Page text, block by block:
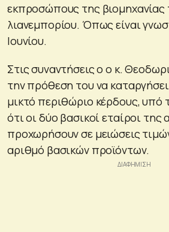
εκπροσώπους της βιομηχανίας
λιανεμπορίου. Όπως είναι
Ιουνίου.
Στις συναντήσεις ο ο κ.
την πρόθεση του να
μικτό περιθώριο κέρδους,
ότι οι δύο βασικοί εταίροι της
προχωρήσουν σε μειώσεις
αριθμό βασικών προϊόντων.